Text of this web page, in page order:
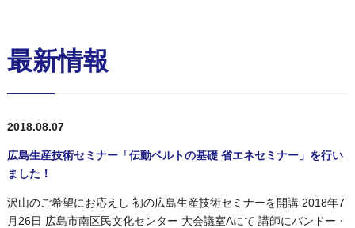
最新情報
2018.08.07
広島生産技術セミナー「伝動ベルトの基礎 省エネセミナー」を行い
ました！
沢山のご希望にお応えし 初の広島生産技術セミナーを開講 2018年7
月26日 広島市南区民文化センター 大会議室Aにて 講師にバンドー・